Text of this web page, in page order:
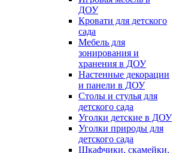
ДОУ
Кровати для детского
сада
Мебель для
зонирования и
хранения в ДОУ
Настенные декорации
и панели в ДОУ
Столы и стулья для
детского сада
Уголки детские в ДОУ
Уголки природы для
детского сада
Шкафчики, скамейки,